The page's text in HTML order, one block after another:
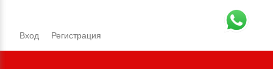
Вход Регистрация